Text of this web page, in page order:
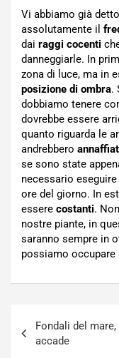
Vi abbiamo già
assolutamente il
dai raggi cocenti
danneggiarle. In
zona di luce, ma in
posizione di ombra.
dobbiamo tenere
dovrebbe essere
quanto riguarda le
andrebbero
se sono state
necessario
ore del giorno. In
essere costanti.
nostre piante, in
saranno sempre in
possiamo occupare
articoli
Fondali del
accade